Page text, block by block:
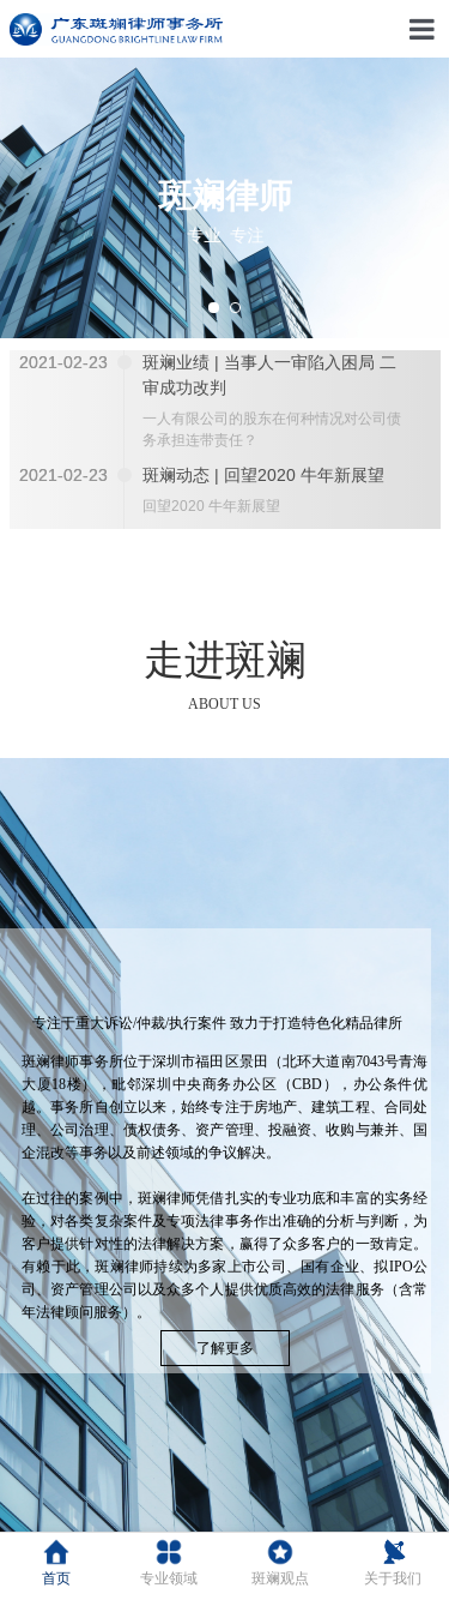
斑斓律师
专业 专注
2021-02-23
斑斓业绩 | 当事人一审陷入困局 二
审成功改判
一人有限公司的股东在何种情况对公司债
务承担连带责任？
2021-02-23 斑斓动态 | 回望2020 牛年新展望
回望2020 牛年新展望
走进斑斓
ABOUT US
了解更多
斑斓律师事务所位于深圳市福田区景田（北环大道南7043号青海
大厦18楼），毗邻深圳中央商务办公区（CBD），办公条件优
越。事务所自创立以来，始终专注于房地产、建筑工程、合同处
理、公司治理、债权债务、资产管理、投融资、收购与兼并、国
企混改等事务以及前述领域的争议解决。
在过往的案例中，斑斓律师凭借扎实的专业功底和丰富的实务经
验，对各类复杂案件及专项法律事务作出准确的分析与判断，为
客户提供针对性的法律解决方案，赢得了众多客户的一致肯定。
有赖于此，斑斓律师持续为多家上市公司、国有企业、拟IPO公
司、资产管理公司以及众多个人提供优质高效的法律服务（含常
年法律顾问服务）。
专注于重大诉讼/仲裁/执行案件 致力于打造特色化精品律所
专业领域
首页 专业领域 斑斓观点 关于我们